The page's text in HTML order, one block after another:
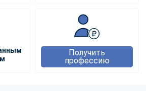
Получить
профессию